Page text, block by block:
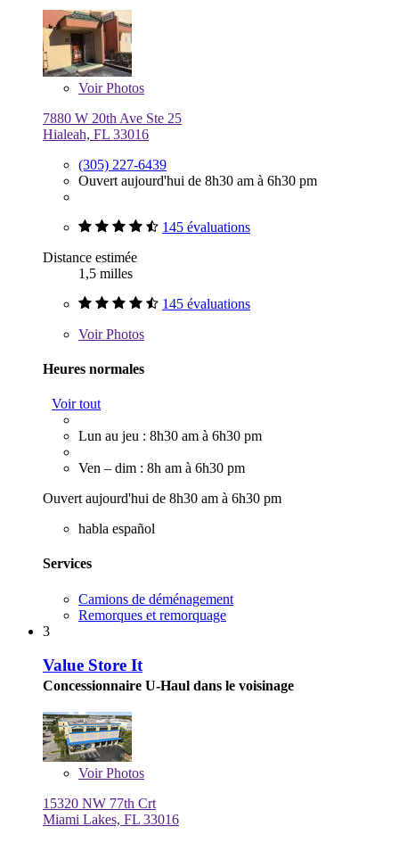
VoirPhotos
7880 W 20th Ave Ste 25
Hialeah, FL 33016
(305) 227-6439
Ouvert aujourd'hui de 8h30 am à 6h30 pm
145 évaluations
Distance estimée
1,5 milles
145 évaluations
VoirPhotos
Heures normales
Voir tout
Lun au jeu : 8h30 am à 6h30 pm
Ven – dim : 8h am à 6h30 pm
Ouvert aujourd'hui de 8h30 am à 6h30 pm
habla español
Services
Camions de déménagement
Remorques et remorquage
3
Value Store It
Concessionnaire U-Haul dans le voisinage
VoirPhotos
15320 NW 77th Crt
Miami Lakes, FL 33016